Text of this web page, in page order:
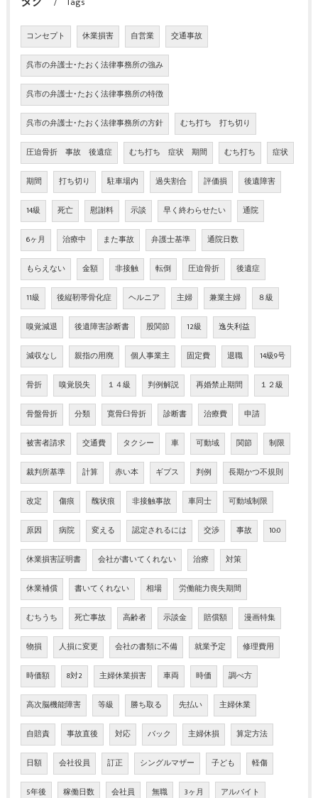
コンセプト 休業損害 自営業 交通事故
呉市の弁護士･たおく法律事務所の強み
呉市の弁護士･たおく法律事務所の特徴
呉市の弁護士･たおく法律事務所の方針 むち打ち 打ち切り
圧迫骨折 事故 後遺症 むち打ち 症状 期間 むち打ち 症状
期間 打ち切り 駐車場内 過失割合 評価損 後遺障害
14級 死亡 慰謝料 示談 早く終わらせたい 通院
6ヶ月 治療中 また事故 弁護士基準 通院日数
もらえない 金額 非接触 転倒 圧迫骨折 後遺症
11級 後縦靭帯骨化症 ヘルニア 主婦 兼業主婦 ８級
嗅覚減退 後遺障害診断書 股関節 12級 逸失利益
減収なし 親指の用廃 個人事業主 固定費 退職 14級9号
骨折 嗅覚脱失 １４級 判例解説 再婚禁止期間 １２級
骨盤骨折 分類 寛骨臼骨折 診断書 治療費 申請
被害者請求 交通費 タクシー 車 可動域 関節 制限
裁判所基準 計算 赤い本 ギプス 判例 長期かつ不規則
改定 傷痕 醜状痕 非接触事故 車同士 可動域制限
原因 病院 変える 認定されるには 交渉 事故 10:0
休業損害証明書 会社が書いてくれない 治療 対策
休業補償 書いてくれない 相場 労働能力喪失期間
むちうち 死亡事故 高齢者 示談金 賠償額 漫画特集
物損 人損に変更 会社の書類に不備 就業予定 修理費用
時価額 8対2 主婦休業損害 車両 時価 調べ方
高次脳機能障害 等級 勝ち取る 先払い 主婦休業
自賠責 事故直後 対応 バック 主婦休損 算定方法
日額 会社役員 訂正 シングルマザー 子ども 軽傷
5年後 稼働日数 会社員 無職 3ヶ月 アルバイト